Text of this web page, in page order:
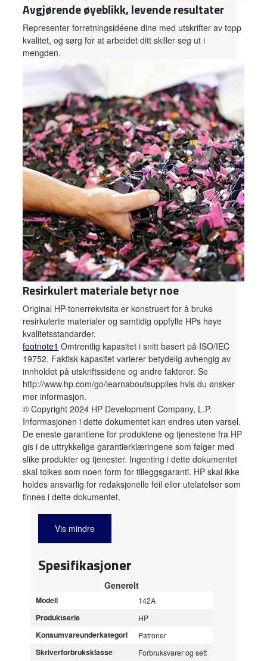
Avgjørende øyeblikk, levende resultater
Representer forretningsidéene dine med utskrifter av topp
kvalitet, og sørg for at arbeidet ditt skiller seg ut i
mengden.
Resirkulert materiale betyr noe
Original HP-tonerrekvisita er konstruert for å bruke
resirkulerte materialer og samtidig oppfylle HPs høye
kvalitetsstandarder.
footnote1 Omtrentlig kapasitet i snitt basert på ISO/IEC
19752. Faktisk kapasitet varierer betydelig avhengig av
innholdet på utskriftssidene og andre faktorer. Se
http://www.hp.com/go/learnaboutsupplies hvis du ønsker
mer informasjon.
© Copyright 2024 HP Development Company, L.P.
Informasjonen i dette dokumentet kan endres uten varsel.
De eneste garantiene for produktene og tjenestene fra HP
gis i de uttrykkelige garantierklæringene som følger med
slike produkter og tjenester. Ingenting i dette dokumentet
skal tolkes som noen form for tilleggsgaranti. HP skal ikke
holdes ansvarlig for redaksjonelle feil eller utelatelser som
finnes i dette dokumentet.
Vis mindre
Spesifikasjoner
Generelt
Modell 142A
Produktserie HP
Konsumvareunderkategori Patroner
Skriverforbruksklasse Forbruksvarer og sett